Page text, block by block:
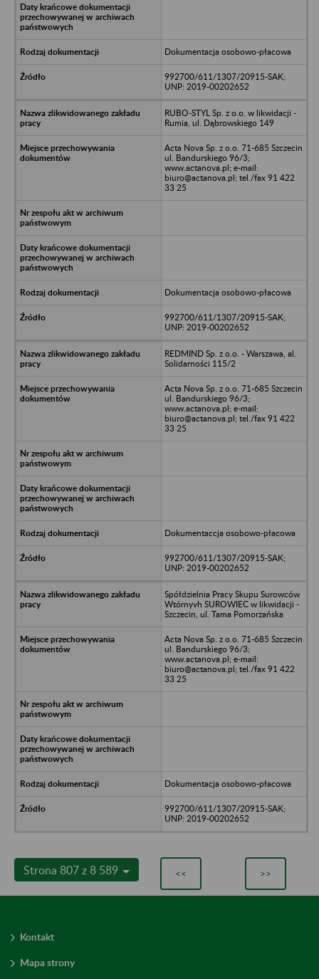
Dokumentacja osobowo-płacowa
992700/611/1307/20915-SAK;
UNP: 2019-00202652
RUBO-STYL Sp. z o.o. w likwidacji -
Rumia, ul. Dąbrowskiego 149
Acta Nova Sp. z o.o. 71-685 Szczecin
ul. Bandurskiego 96/3;
www.actanova.pl; e-mail:
biuro@actanova.pl; tel./fax 91 422
33 25
Dokumentacja osobowo-płacowa
992700/611/1307/20915-SAK;
UNP: 2019-00202652
REDMIND Sp. z o.o. - Warszawa, al.
Solidarności 115/2
Acta Nova Sp. z o.o. 71-685 Szczecin
ul. Bandurskiego 96/3;
www.actanova.pl; e-mail:
biuro@actanova.pl; tel./fax 91 422
33 25
Dokumentaccja osobowo-płacowa
992700/611/1307/20915-SAK;
UNP: 2019-00202652
Spółdzielnia Pracy Skupu Surowców
Wtórnyvh SUROWIEC w likwidacji -
Szczecin, ul. Tama Pomorzańska
Acta Nova Sp. z o.o. 71-685 Szczecin
ul. Bandurskiego 96/3;
www.actanova.pl; e-mail:
biuro@actanova.pl; tel./fax 91 422
33 25
Dokumentacja osobowo-płacowa
992700/611/1307/20915-SAK;
UNP: 2019-00202652
Strona 807 z 8 589 << >>
Kontakt
Mapa strony